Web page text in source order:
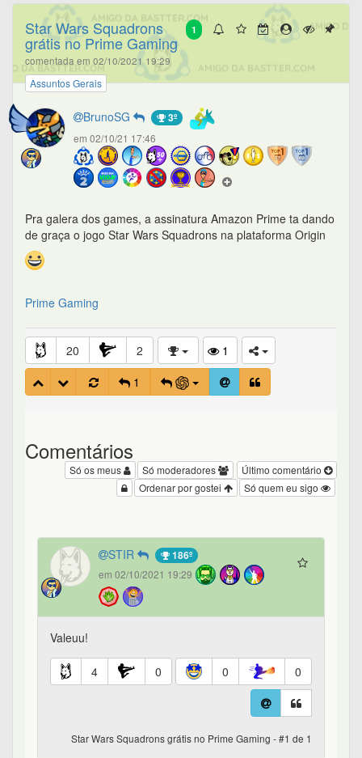
1
Star Wars Squadrons
grátis no Prime Gaming
comentada em 02/10/2021 19:29
Assuntos Gerais
BrunoSG 3º
em 02/10/21 17:46
Pra galera dos games, a assinatura Amazon Prime ta dando
de graça o jogo Star Wars Squadrons na plataforma Origin
Prime Gaming
20 2
1
1
Comentários
Último comentário
Só moderadores
Só os meus
Só quem eu sigo
Ordenar por gostei
STIR 186º
em 02/10/2021 19:29
Valeuu!
4 0 0 0
Star Wars Squadrons grátis no Prime Gaming - #1 de 1